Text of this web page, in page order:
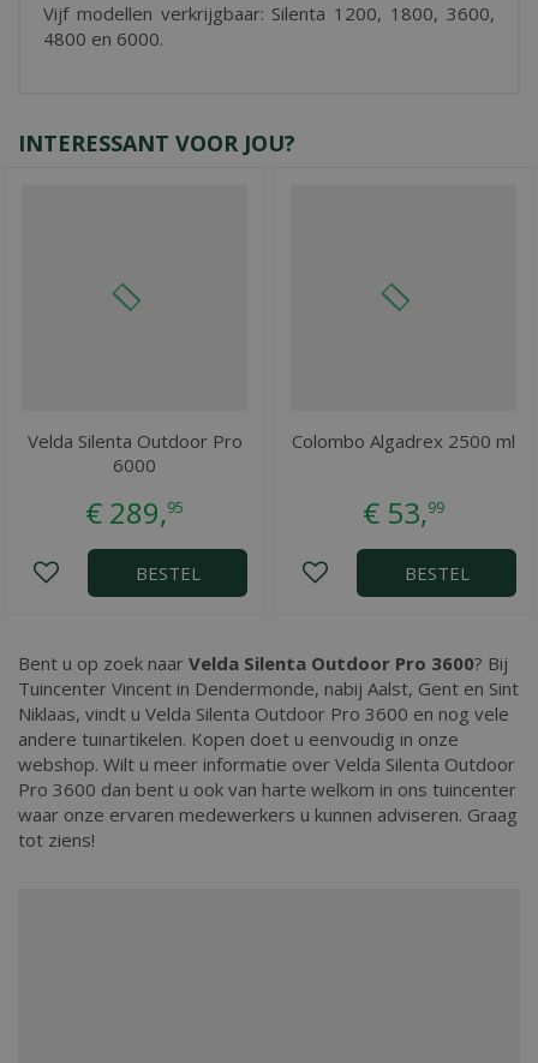
Vijf modellen verkrijgbaar: Silenta 1200, 1800, 3600,
4800 en 6000.
INTERESSANT VOOR JOU?
Velda Silenta Outdoor Pro
6000
€ 289,95
BESTEL
Colombo Algadrex 2500 ml
€ 53,99
BESTEL
Bent u op zoek naar Velda Silenta Outdoor Pro 3600? Bij
Tuincenter Vincent in Dendermonde, nabij Aalst, Gent en Sint
Niklaas, vindt u Velda Silenta Outdoor Pro 3600 en nog vele
andere tuinartikelen. Kopen doet u eenvoudig in onze
webshop. Wilt u meer informatie over Velda Silenta Outdoor
Pro 3600 dan bent u ook van harte welkom in ons tuincenter
waar onze ervaren medewerkers u kunnen adviseren. Graag
tot ziens!